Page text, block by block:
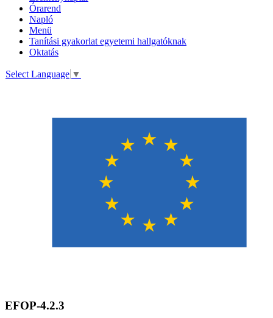
Órarend
Napló
Menü
Tanítási gyakorlat egyetemi hallgatóknak
Oktatás
Select Language ▼
EFOP-4.2.3